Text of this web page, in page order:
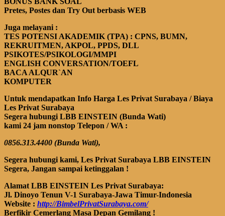
Pretes, Postes dan Try Out berbasis WEB
Juga melayani :
TES POTENSI AKADEMIK (TPA) : CPNS, BUMN,
REKRUITMEN, AKPOL, PPDS, DLL
PSIKOTES/PSIKOLOGI/MMPI
ENGLISH CONVERSATION/TOEFL
BACA ALQUR`AN
KOMPUTER
Untuk mendapatkan Info Harga Les Privat Surabaya / Biaya
Les Privat Surabaya
Segera hubungi LBB EINSTEIN (Bunda Wati)
kami 24 jam nonstop Telepon / WA :
0856.313.4400 (Bunda Wati),
Segera hubungi kami, Les Privat Surabaya LBB EINSTEIN
Segera, Jangan sampai ketinggalan !
Alamat LBB EINSTEIN Les Privat Surabaya:
Jl. Dinoyo Tenun V-1 Surabaya-Jawa Timur-Indonesia
Website : http://BimbelPrivatSurabaya.com/
Berfikir Cemerlang Masa Depan Gemilang !